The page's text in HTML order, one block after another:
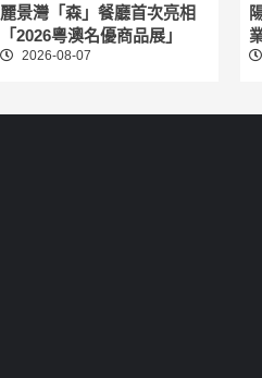
麗景灣「森」餐廳首次亮相
「2026粵澳名優商品展」
2026-08-07